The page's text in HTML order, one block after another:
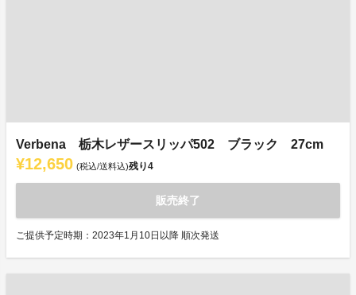
Verbena 栃木レザースリッパ502 ブラック 27cm
¥12,650 (税込/送料込)残り4
販売終了
ご提供予定時期：2023年1月10日以降 順次発送